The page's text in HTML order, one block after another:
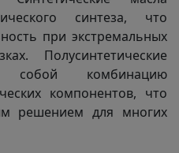
синтеза, что
при экстремальных
Полусинтетические
собой комбинацию
компонентов, что
решением для многих